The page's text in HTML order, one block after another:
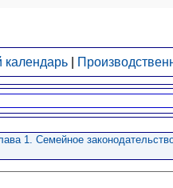
календарь
1. Семейное